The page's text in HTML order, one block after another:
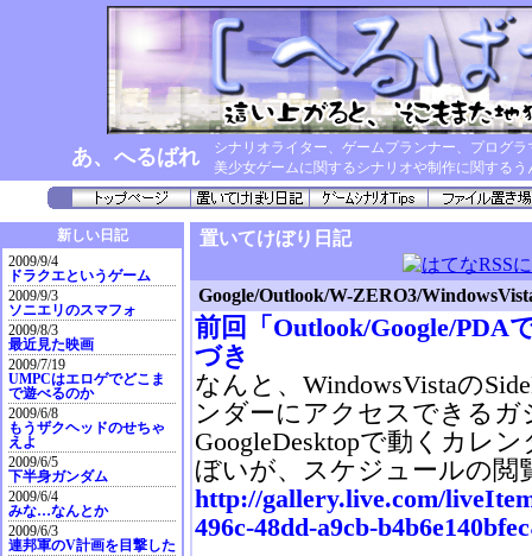
あ、へるばれ
シナリオライター、ゲームプランナー、プログ
美少女ゲームに関するシナリオや制作に関する
置いてけぼり日記
Google/Outlook/W-ZERO3/
前回「Outlook/Google/PDA
づき
なんと、WindowsVistaの
ンダーにアクセスできる
GoogleDesktopで動くカレ
ぼいが、スケジュールの閲
http://gallery.live.com/
496c-48dd-a9cb-
新しい日記
2009/9/4
ドラクエというゲーム
2009/9/3
ソニエリのスマフォ
2009/8/3
最近見た映画
2009/7/19
UMPCはエロゲでどこま
で遊べるのか
2009/6/8
もうザクヘッドのせちゃ
えよ
2009/6/5
下半身ガンダム
2009/6/4
みな…なんとか
2009/6/3
連邦軍のV計画を目撃した